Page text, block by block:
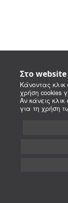
Στο
Κάνοντας κλικ
χρήση cookies
Αν κάνεις
για τη χρήση